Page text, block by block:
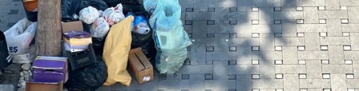
Ramazan
Resmi İlanlar